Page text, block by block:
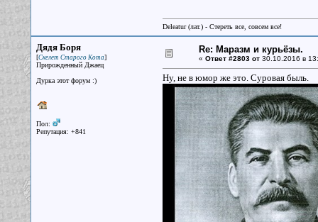
Deleatur (лат.) - Стереть все, совсем все!
Дядя Боря
[Скелет Старого Кота]
Прирожденный Джаец
Дурка этот форум :)
Пол:
Репутация: +841
Re: Маразм и курьёзы.
« Ответ #2803 от30.10.2016 в
Ну, не в юмор же это. Суровая быль.